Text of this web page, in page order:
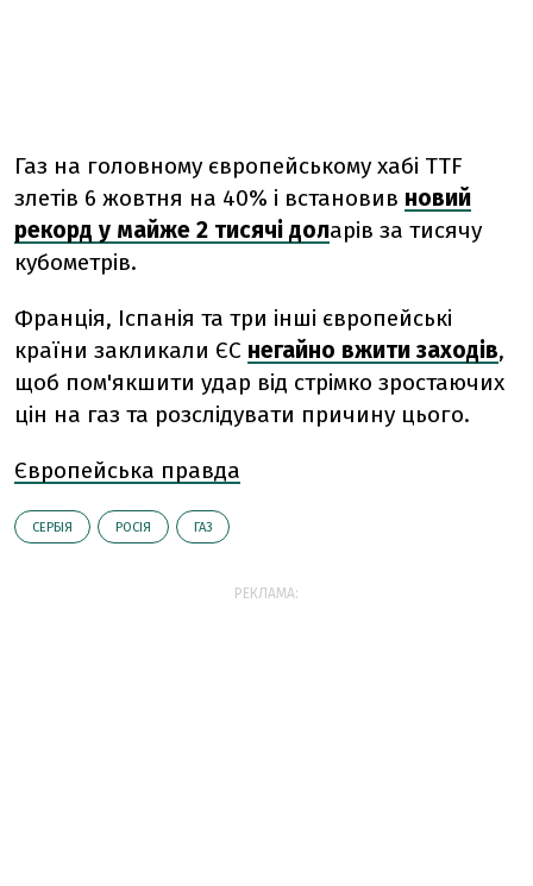
Газ на головному європейському хабі TTF
злетів 6 жовтня на 40% і встановив новий
рекорд у майже 2 тисячі доларів за тисячу
кубометрів.
Франція, Іспанія та три інші європейські
країни закликали ЄС негайно вжити заходів,
щоб пом'якшити удар від стрімко зростаючих
цін на газ та розслідувати причину цього.
Європейська правда
СЕРБІЯ РОСІЯ ГАЗ
РЕКЛАМА: